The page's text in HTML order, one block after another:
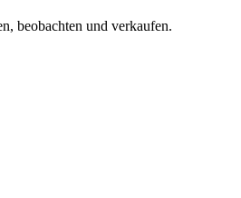
beobachten und verkaufen.